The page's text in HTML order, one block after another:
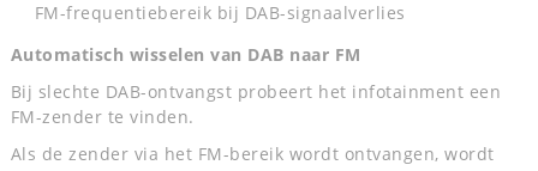
FM-frequentiebereik bij DAB-signaalverlies
Automatisch wisselen van DAB naar FM
Bij slechte DAB-ontvangst probeert het infotainment een
FM-zender te vinden.
Als de zender via het FM-bereik wordt ontvangen, wordt